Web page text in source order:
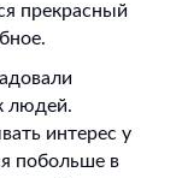
прекрасный
людей.
интерес у
побольше в